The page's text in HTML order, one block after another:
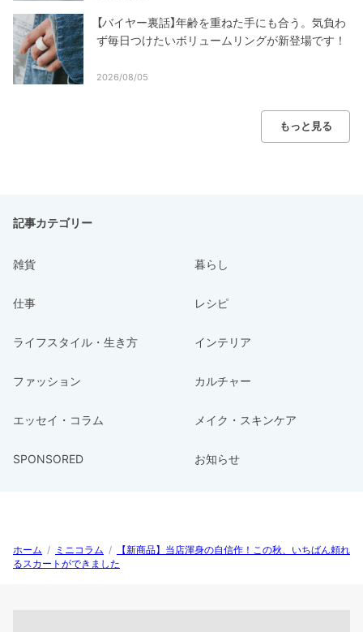
【バイヤー裏話】年齢を重ねた手にも合う。気負わ
ず毎日つけたいボリュームリングが新登場です！
2026/08/05
もっと見る
記事カテゴリー
雑貨 暮らし
仕事 レシピ
ライフスタイル・生き方 インテリア
ファッション カルチャー
エッセイ・コラム メイク・スキンケア
SPONSORED お知らせ
ホーム / ミニコラム /
【新商品】当店渾身の自信作！この秋、いちばん頼れ
るスカートができました